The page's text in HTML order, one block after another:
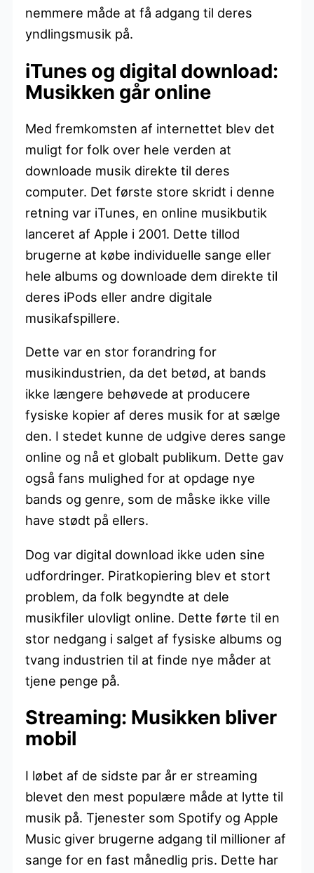
nemmere måde at få adgang til deres
yndlingsmusik på.
iTunes og digital download:
Musikken går online
Med fremkomsten af internettet blev det
muligt for folk over hele verden at
downloade musik direkte til deres
computer. Det første store skridt i denne
retning var iTunes, en online musikbutik
lanceret af Apple i 2001. Dette tillod
brugerne at købe individuelle sange eller
hele albums og downloade dem direkte til
deres iPods eller andre digitale
musikafspillere.
Dette var en stor forandring for
musikindustrien, da det betød, at bands
ikke længere behøvede at producere
fysiske kopier af deres musik for at sælge
den. I stedet kunne de udgive deres sange
online og nå et globalt publikum. Dette gav
også fans mulighed for at opdage nye
bands og genre, som de måske ikke ville
have stødt på ellers.
Dog var digital download ikke uden sine
udfordringer. Piratkopiering blev et stort
problem, da folk begyndte at dele
musikfiler ulovligt online. Dette førte til en
stor nedgang i salget af fysiske albums og
tvang industrien til at finde nye måder at
tjene penge på.
Streaming: Musikken bliver
mobil
I løbet af de sidste par år er streaming
blevet den mest populære måde at lytte til
musik på. Tjenester som Spotify og Apple
Music giver brugerne adgang til millioner af
sange for en fast månedlig pris. Dette har